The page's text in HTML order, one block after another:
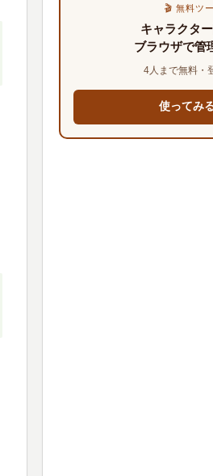
🎬 無料ツ
キャラクタ
ブラウザで管
4人まで無料・
使ってみ